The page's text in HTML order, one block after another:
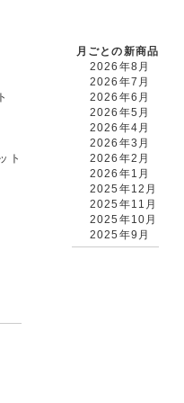
ト
月ごとの新商品
2026年8月
2026年7月
2026年6月
2026年5月
2026年4月
2026年3月
2026年2月
2026年1月
2025年12月
2025年11月
2025年10月
2025年9月